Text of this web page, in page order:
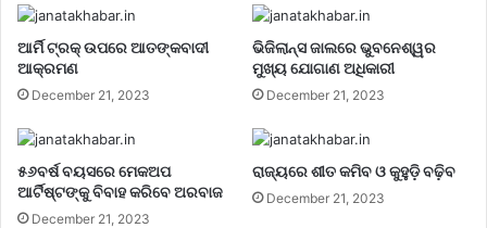
ଆର୍ମି ଟ୍ରକ୍ ଉପରେ ଆତଙ୍କବାଦୀ
ଆକ୍ରମଣ
December 21, 2023
ଭିଜିଲାନ୍ସ ଜାଲରେ ଭୁବନେଶ୍ୱର
ମୁଖ୍ୟ ଯୋଗାଣ ଅଧିକାରୀ
December 21, 2023
୫୬ବର୍ଷ ବୟସରେ ମେକଅପ
ଆର୍ଟିଷ୍ଟଙ୍କୁ ବିବାହ କରିବେ ଅରବାଜ
December 21, 2023
ରାଜ୍ୟରେ ଶୀତ କମିବ ଓ କୁହୁଡ଼ି ବଢ଼ିବ
December 21, 2023